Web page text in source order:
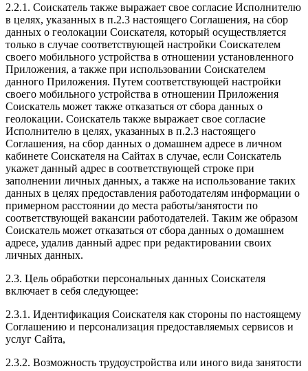
2.2.1. Соискатель также выражает свое согласие Исполнителю
в целях, указанных в п.2.3 настоящего Соглашения, на сбор
данных о геолокации Соискателя, который осуществляется
только в случае соответствующей настройки Соискателем
своего мобильного устройства в отношении установленного
Приложения, а также при использовании Соискателем
данного Приложения. Путем соответствующей настройки
своего мобильного устройства в отношении Приложения
Соискатель может также отказаться от сбора данных о
геолокации. Соискатель также выражает свое согласие
Исполнителю в целях, указанных в п.2.3 настоящего
Соглашения, на сбор данных о домашнем адресе в личном
кабинете Соискателя на Сайтах в случае, если Соискатель
укажет данный адрес в соответствующей строке при
заполнении личных данных, а также на использование таких
данных в целях предоставления работодателям информации о
примерном расстоянии до места работы/занятости по
соответствующей вакансии работодателей. Таким же образом
Соискатель может отказаться от сбора данных о домашнем
адресе, удалив данный адрес при редактировании своих
личных данных.
2.3. Цель обработки персональных данных Соискателя
включает в себя следующее:
2.3.1. Идентификация Соискателя как стороны по настоящему
Соглашению и персонализация предоставляемых сервисов и
услуг Сайта,
2.3.2. Возможность трудоустройства или иного вида занятости